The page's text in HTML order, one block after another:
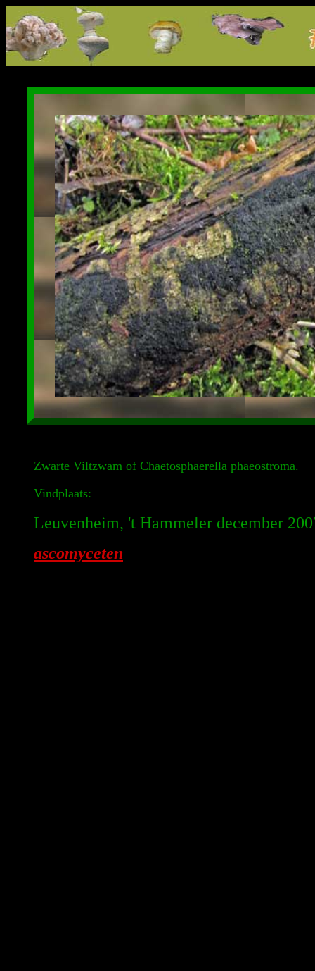
Zwarte Viltzwam of Chaetosphaerella phaeostroma.
Vindplaats:
Leuvenheim, 't Hammeler december
ascomyceten